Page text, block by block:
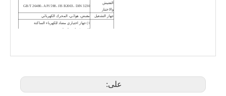
صمام كروي بأسفل الخزان مزود بجذع مائل لسهولة تركيب المحرك
التفتيش
والاختبار
GB/T 26480، API 598، JIS B2003، DIN 3230
جهاز التشغيل مقبض، هوائي، المحرك الكهربائي
1) جهاز اختياري مضاد للكهرباء الساكنة
2) منفذ تطهير اختياري
على: